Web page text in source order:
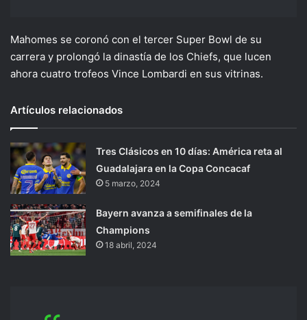
Mahomes se coronó con el tercer Super Bowl de su
carrera y prolongó la dinastía de los Chiefs, que lucen
ahora cuatro trofeos Vince Lombardi en sus vitrinas.
Artículos relacionados
Tres Clásicos en 10 días: América reta al
Guadalajara en la Copa Concacaf
5 marzo, 2024
Bayern avanza a semifinales de la
Champions
18 abril, 2024